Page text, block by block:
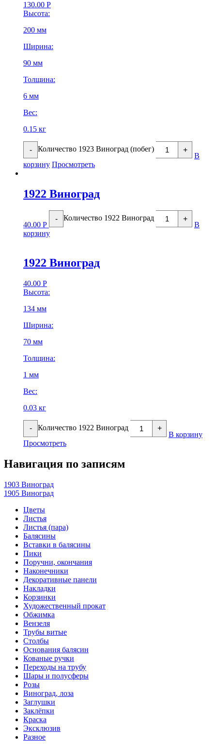
130.00 Р
Высота:
200 мм
Ширина:
90 мм
Толщина:
6 мм
Вес:
0.15 кг
- Количество 1923 Виноград (побег) +
В
корзину Просмотреть
1922 Виноград
40.00 Р
- Количество 1922 Виноград +
В
корзину
1922 Виноград
40.00 Р
Высота:
134 мм
Ширина:
70 мм
Толщина:
1 мм
Вес:
0.03 кг
- Количество 1922 Виноград +
В корзину
Просмотреть
Навигация по записям
1903 Виноград
1905 Виноград
Цветы
Листья
Листья (пара)
Балясины
Вставки в балясины
Пики
Поручни, окончания
Наконечники
Декоративные панели
Накладки
Корзинки
Художественный прокат
Обжимка
Вензеля
Трубы витые
Столбы
Основания балясин
Кованые ручки
Переходы на трубу
Шары и полусферы
Розы
Виноград, лоза
Заглушки
Заклёпки
Краска
Эксклюзив
Разное